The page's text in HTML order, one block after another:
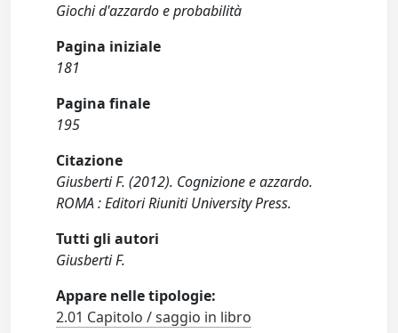
Giochi d'azzardo e probabilità
Pagina iniziale
181
Pagina finale
195
Citazione
Giusberti F. (2012). Cognizione e azzardo.
ROMA : Editori Riuniti University Press.
Tutti gli autori
Giusberti F.
Appare nelle tipologie:
2.01 Capitolo / saggio in libro